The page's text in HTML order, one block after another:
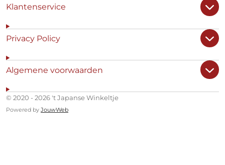
Klantenservice
Privacy Policy
Algemene voorwaarden
© 2020 - 2026 't Japanse Winkeltje
Powered by JouwWeb